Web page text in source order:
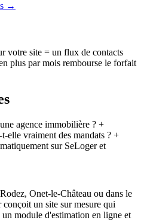
→
votre site = un flux de contacts
plus par mois rembourse le forfait
agence immobilière ? +
elle vraiment des mandats ? +
sur SeLoger et
Onet-le-Château ou dans le
un site sur mesure qui
module d'estimation en ligne et